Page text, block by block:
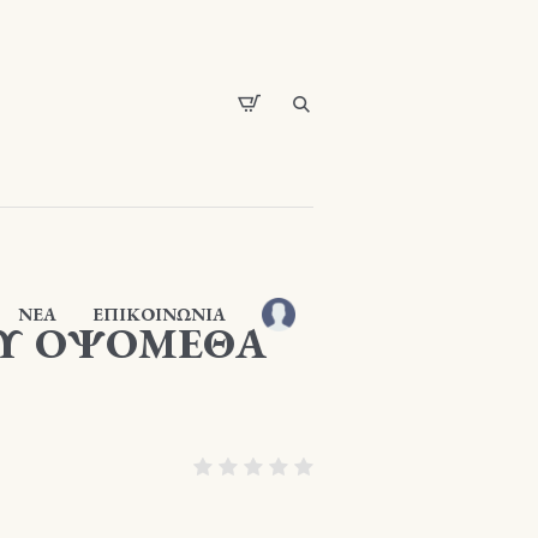
ΝΕΑ ΕΠΙΚΟΙΝΩΝΙΑ
ΟΨΟΜΕΘΑ